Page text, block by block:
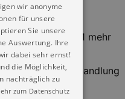
im Sommer 1941 mehr
der „Sonderbehandlung
wir anonyme
für unsere
Sie unsere
Auswertung. Ihre
dabei sehr ernst!
die Möglichkeit,
nachträglich zu
zum Datenschutz